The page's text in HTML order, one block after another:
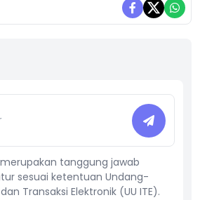
tanggung jawab
sesuai ketentuan Undang-
Transaksi Elektronik (UU ITE).